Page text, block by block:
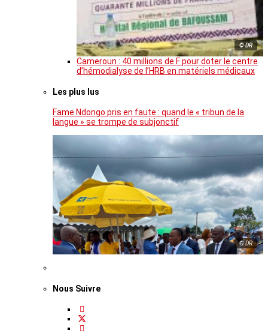
© DR
Cameroun : 40 millions de F pour doter le centre
d’hémodialyse de l’HRB en matériels médicaux
Les plus lus
Fame Ndongo pris en faute : quand le « tribun de la
langue » se trompe de subjonctif
© DR
Nous Suivre